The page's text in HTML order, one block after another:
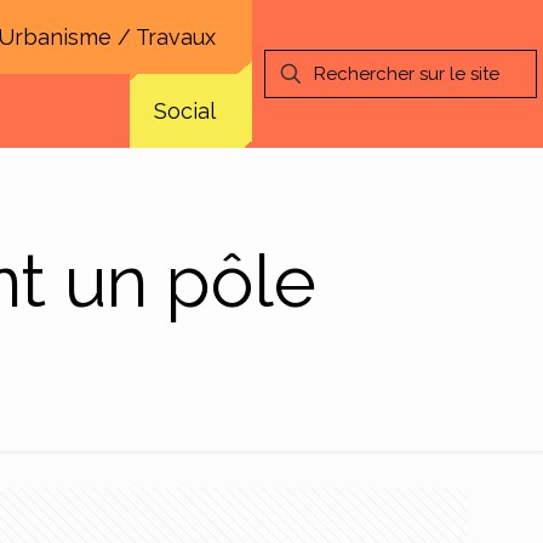
/ Travaux
Social
un pôle